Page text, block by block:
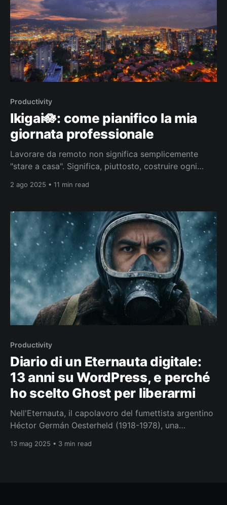
Productivity
Ikigai🪷: come pianifico la mia
giornata professionale
Lavorare da remoto non significa semplicemente
"stare a casa". Significa, piuttosto, costruire ogni
e autonomia. Ma come si struttura davvero la
abitudini che fanno la differenza? Ikigai🪷: Trovare il
proprio ritmo naturale
2 ago 2025 • 11 min read
Productivity
Diario di un Eternauta digitale:
13 anni su WordPress, e perché
ho scelto Ghost per liberarmi
Nell'Eternauta, il capolavoro del fumettista argentino
Héctor Germán Oesterheld (1918-1978), una
radicalmente Buenos Aires, costringendo i
13 mag 2025 • 3 min read